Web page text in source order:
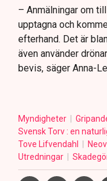
– Anmälningar om
upptagna och
efterhand. Det är
även använder
bevis, säger Anna-
Myndigheter
Svensk Torv : en
Tove Lifvendahl
Utredningar